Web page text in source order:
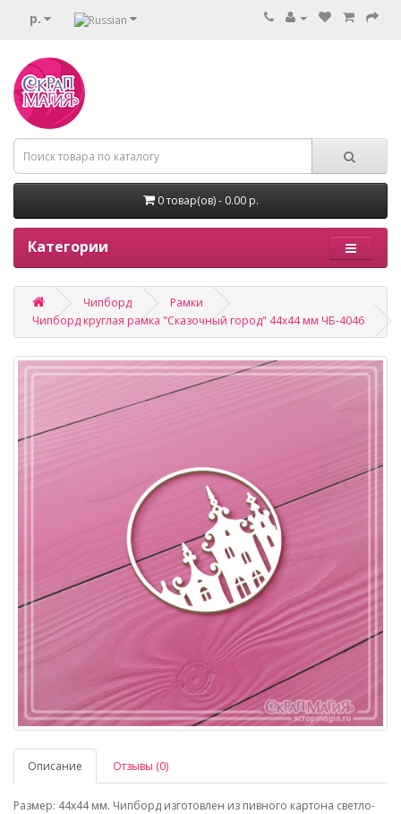
р.
0 товар(ов) - 0.00 р.
Категории
Чипборд
Рамки
Чипборд круглая рамка "Сказочный город" 44х44 мм ЧБ-4046
Описание Отзывы (0)
Размер: 44х44 мм. Чипборд изготовлен из пивного картона светло-